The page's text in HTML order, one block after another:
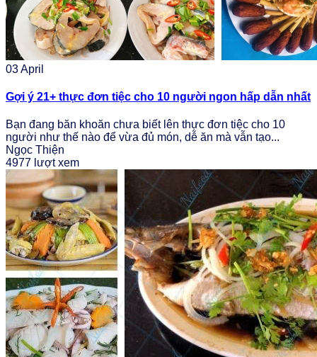
03April
Gợi ý 21+ thực đơn tiệc cho 10 người ngon hấp dẫn nhất
Bạn đang băn khoăn chưa biết lên thực đơn tiệc cho 10
người như thế nào để vừa đủ món, dễ ăn mà vẫn tạo...
Ngọc Thiện
4977 lượt xem